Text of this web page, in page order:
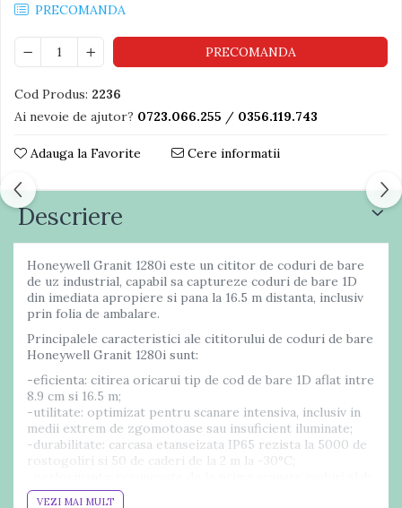
PRECOMANDA
PRECOMANDA
Cod Produs: 2236
Ai nevoie de ajutor? 0723.066.255 / 0356.119.743
Adauga la Favorite Cere informatii
Descriere
Honeywell Granit 1280i este un cititor de coduri de bare
de uz industrial, capabil sa captureze coduri de bare 1D
din imediata apropiere si pana la 16.5 m distanta, inclusiv
prin folia de ambalare.
Principalele caracteristici ale cititorului de coduri de bare
Honeywell Granit 1280i sunt:
-eficienta: citirea oricarui tip de cod de bare 1D aflat intre
8.9 cm si 16.5 m;
-utilitate: optimizat pentru scanare intensiva, inclusiv in
medii extrem de zgomotoase sau insuficient iluminate;
-durabilitate: carcasa etanseizata IP65 rezista la 5000 de
rostogoliri si 50 de caderi de la 2 m la -30°C;
imprimate si deterioarate;
VEZI MAI MULT